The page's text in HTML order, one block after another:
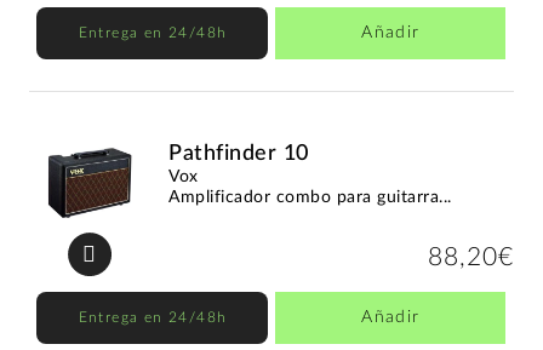
Entrega en 24/48h Añadir
Pathfinder 10
Vox
Amplificador combo para guitarra...
88,20€
Entrega en 24/48h Añadir